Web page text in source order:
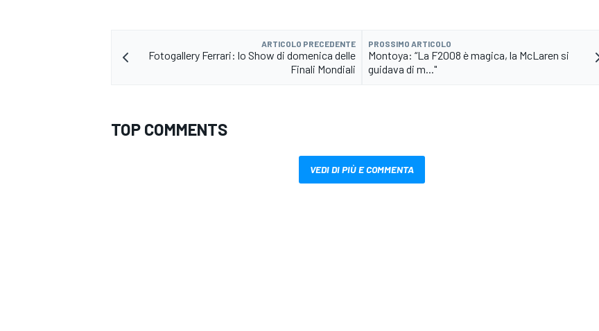
ARTICOLO PRECEDENTE
Fotogallery Ferrari: lo Show di domenica delle
Finali Mondiali
PROSSIMO ARTICOLO
Montoya: “La F2008 è magica, la McLaren si
guidava di m..."
TOP COMMENTS
VEDI DI PIÙ E COMMENTA